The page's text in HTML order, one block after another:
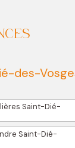
des-
Saint-Dié-
Saint-Dié-